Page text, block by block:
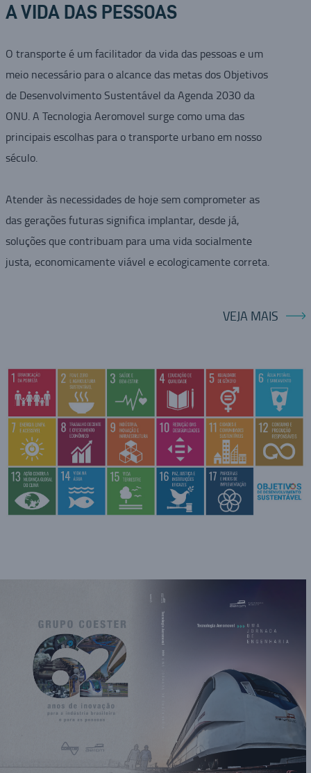
A VIDA DAS PESSOAS
O transporte é um facilitador da vida das pessoas e um
meio necessário para o alcance das metas dos Objetivos
de Desenvolvimento Sustentável da Agenda 2030 da
ONU. A Tecnologia Aeromovel surge como uma das
principais escolhas para o transporte urbano em nosso
século.
Atender às necessidades de hoje sem comprometer as
das gerações futuras significa implantar, desde já,
soluções que contribuam para uma vida socialmente
justa, economicamente viável e ecologicamente correta.
VEJA MAIS